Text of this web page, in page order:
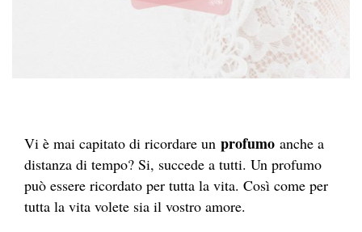
Vi è mai capitato di ricordare un profumo anche a
distanza di tempo? Si, succede a tutti. Un profumo
può essere ricordato per tutta la vita. Così come per
tutta la vita volete sia il vostro amore.